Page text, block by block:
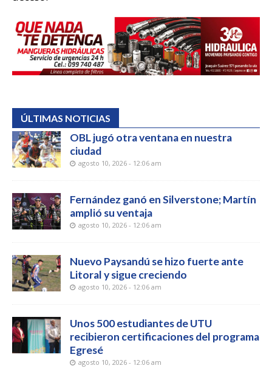
ÚLTIMAS NOTICIAS
OBL jugó otra ventana en nuestra
ciudad
agosto 10, 2026 - 12:06 am
Fernández ganó en Silverstone; Martín
amplió su ventaja
agosto 10, 2026 - 12:06 am
Nuevo Paysandú se hizo fuerte ante
Litoral y sigue creciendo
agosto 10, 2026 - 12:06 am
Unos 500 estudiantes de UTU
recibieron certificaciones del programa
Egresé
agosto 10, 2026 - 12:06 am